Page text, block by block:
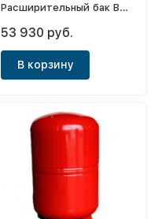
Расширительный бак В
53 930 руб.
В корзину